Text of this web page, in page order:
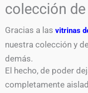
colección
Gracias a las vitrinas
nuestra colección y
demás.
El hecho, de poder
completamente